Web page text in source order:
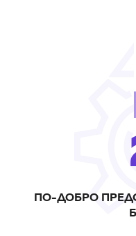
ПО-ДОБРО